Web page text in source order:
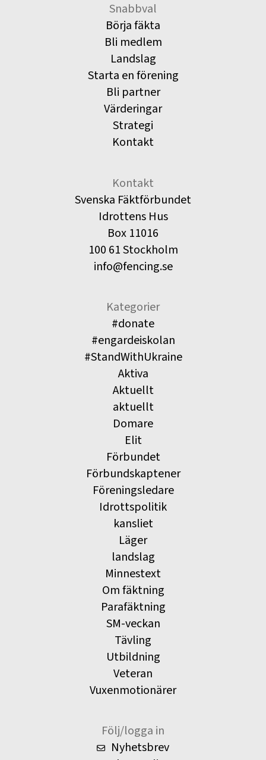
Snabbval
Börja fäkta
Bli medlem
Landslag
Starta en förening
Bli partner
Värderingar
Strategi
Kontakt
Kontakt
Svenska Fäktförbundet
Idrottens Hus
Box 11016
100 61 Stockholm
info@fencing.se
Kategorier
#donate
#engardeiskolan
#StandWithUkraine
Aktiva
Aktuellt
aktuellt
Domare
Elit
Förbundet
Förbundskaptener
Föreningsledare
Idrottspolitik
kansliet
Läger
landslag
Minnestext
Om fäktning
Parafäktning
SM-veckan
Tävling
Utbildning
Veteran
Vuxenmotionärer
Följ/logga in
Nyhetsbrev